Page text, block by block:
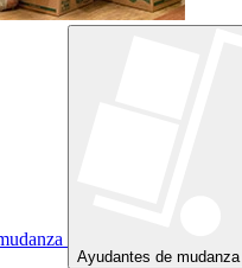
Ayudantes de mudanza